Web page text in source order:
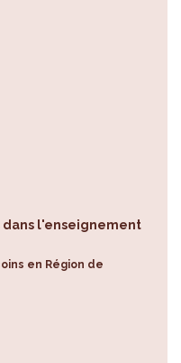
dans l'enseignement
en Région de